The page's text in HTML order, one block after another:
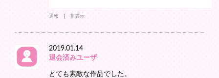
通報 非表示
2019.01.14
退会済みユーザ
とても素敵な作品でした。